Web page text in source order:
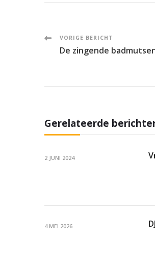
Post
VORIGE BERICHT
De zingende
Gerelateerde
2 JUNI 2024
4 MEI 2026